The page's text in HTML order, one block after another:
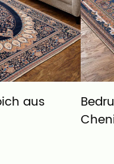
Teppich aus
Gitter